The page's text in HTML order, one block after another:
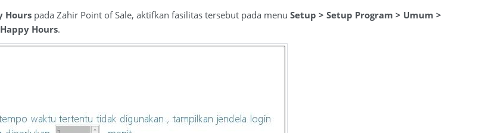
Hours pada Zahir Point of Sale, aktifkan fasilitas tersebut pada menu Setup > Setup Program > Umum >
Hours.